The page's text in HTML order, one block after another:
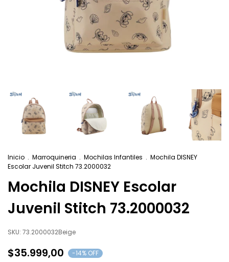
Inicio . Marroquineria . Mochilas Infantiles . Mochila DISNEY
Escolar Juvenil Stitch 73.2000032
Mochila DISNEY Escolar
Juvenil Stitch 73.2000032
SKU: 73.2000032Beige
$35.999,00 -14% OFF